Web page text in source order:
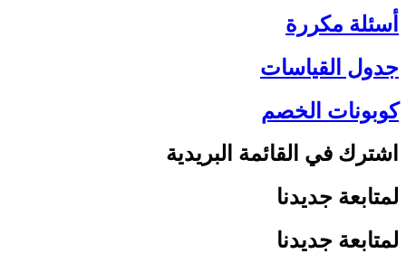
أسئلة مكررة
جدول القياسات
كوبونات الخصم
اشترك في القائمة البريدية
لمتابعة جديدنا
لمتابعة جديدنا